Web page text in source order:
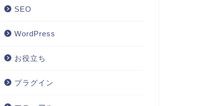
SEO
WordPress
お役立ち
プラグイン